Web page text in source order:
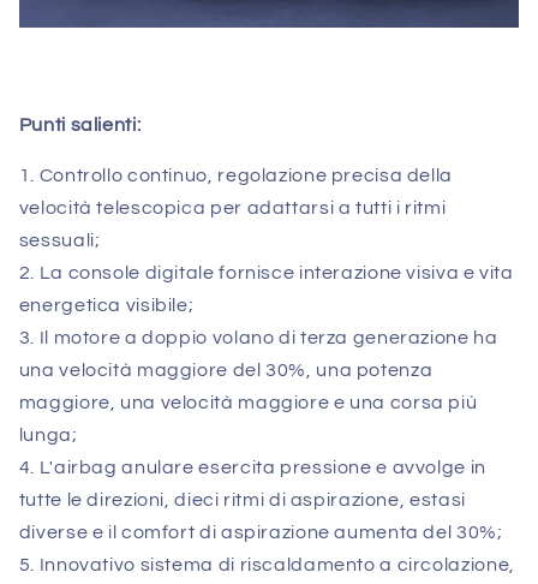
Punti salienti:
1. Controllo continuo, regolazione precisa della
velocità telescopica per adattarsi a tutti i ritmi
sessuali;
2. La console digitale fornisce interazione visiva e vita
energetica visibile;
3. Il motore a doppio volano di terza generazione ha
una velocità maggiore del 30%, una potenza
maggiore, una velocità maggiore e una corsa più
lunga;
4. L'airbag anulare esercita pressione e avvolge in
tutte le direzioni, dieci ritmi di aspirazione, estasi
diverse e il comfort di aspirazione aumenta del 30%;
5. Innovativo sistema di riscaldamento a circolazione,